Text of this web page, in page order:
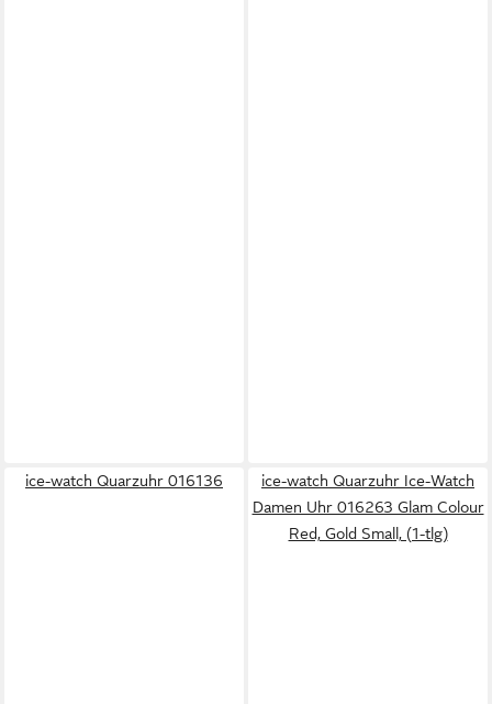
ice-watch Quarzuhr 016136
ice-watch Quarzuhr Ice-Watch
Damen Uhr 016263 Glam Colour
Red, Gold Small, (1-tlg)